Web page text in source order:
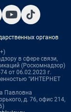
органов
в сфере связи,
(Роскомнадзор)
от 06.02.2023 г.
"ИНТЕРНЕТ
Павловна
д. 76, офис 214,